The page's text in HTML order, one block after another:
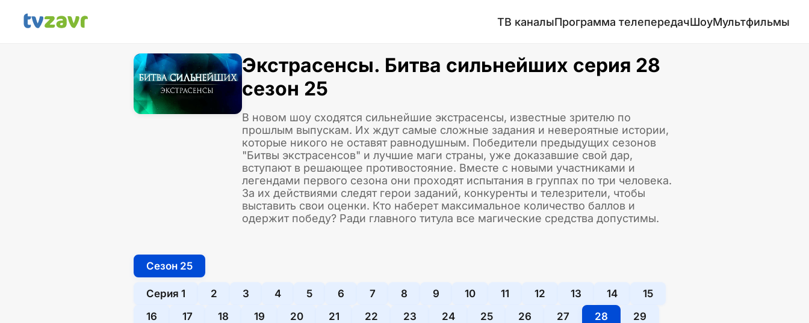
ТВ каналыПрограмма телепередачШоуМультфильмы
Экстрасенсы. Битва сильнейших серия 28
сезон 25
В новом шоу сходятся сильнейшие экстрасенсы, известные зрителю по
прошлым выпускам. Их ждут самые сложные задания и невероятные истории,
которые никого не оставят равнодушным. Победители предыдущих сезонов
"Битвы экстрасенсов" и лучшие маги страны, уже доказавшие свой дар,
вступают в решающее противостояние. Вместе с новыми участниками и
легендами первого сезона они проходят испытания в группах по три человека.
За их действиями следят герои заданий, конкуренты и телезрители, чтобы
выставить свои оценки. Кто наберет максимальное количество баллов и
одержит победу? Ради главного титула все магические средства допустимы.
Сезон 25
Серия 1 2 3 4 5 6 7 8 9 10 11 12 13 14
15
16
17 18 19 20 21 22 23 24 25 26 27 28
29